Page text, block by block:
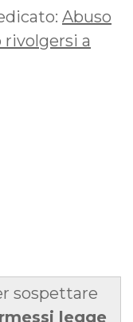
Abuso
a
sospettare
legge